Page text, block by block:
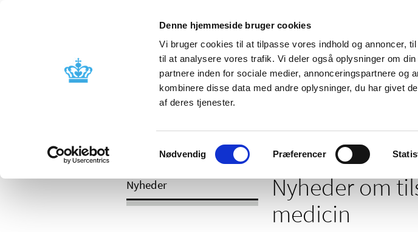
Denne hjemmeside bruger cookies
Vi bruger cookies til at tilpasse vores indhold og annoncer,
til at analysere vores trafik. Vi deler også oplysninger om
partnere inden for sociale medier, annonceringspartnere og
kombinere disse data med andre oplysninger, du har givet
af deres tjenester.
Samtykkevalg
Nødvendig Præferencer
Godkendelse og
Bivirkninger og
produktinformation
Tilskud og
/ Kategori / Nyheder om Tilskud og priser Tilskud til
Nyheder
Nyheder om
medicin